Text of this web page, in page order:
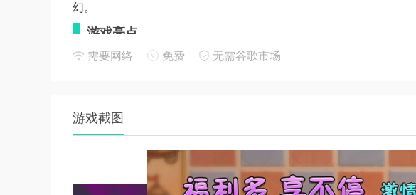
幻。
游戏亮点
1、通过时间蓄力，点击植物后，选中攻击区域，槲寄冰仙子就可以
1、美女与野兽组合当然少不了野兽猕猴桃战将啦，野兽猕猴桃最
需要网络 免费 无需谷歌市场
游戏截图